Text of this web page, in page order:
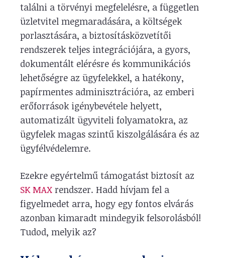
találni a törvényi megfelelésre, a független
üzletvitel megmaradására, a költségek
porlasztására, a biztosításközvetítői
rendszerek teljes integrációjára, a gyors,
dokumentált elérésre és kommunikációs
lehetőségre az ügyfelekkel, a hatékony,
papírmentes adminisztrációra, az emberi
erőforrások igénybevétele helyett,
automatizált ügyviteli folyamatokra, az
ügyfelek magas szintű kiszolgálására és az
ügyfélvédelemre.
Ezekre egyértelmű támogatást biztosít az
SK MAX rendszer. Hadd hívjam fel a
figyelmedet arra, hogy egy fontos elvárás
azonban kimaradt mindegyik felsorolásból!
Tudod, melyik az?